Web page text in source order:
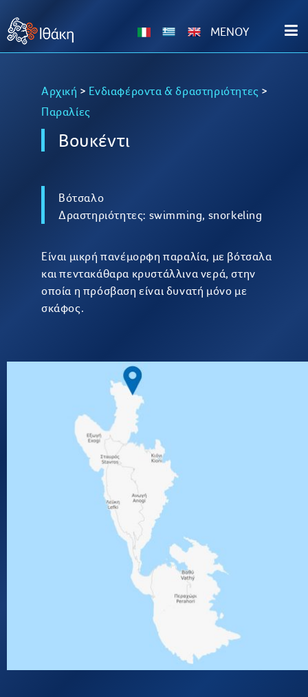
Αρχική > Ενδιαφέροντα & δραστηριότητες >
Παραλίες
Βουκέντι
Βότσαλο
Δραστηριότητες: swimming, snorkeling
Είναι μικρή πανέμορφη παραλία, με βότσαλα
και πεντακάθαρα κρυστάλλινα νερά, στην
οποία η πρόσβαση είναι δυνατή μόνο με
σκάφος.
MENOY